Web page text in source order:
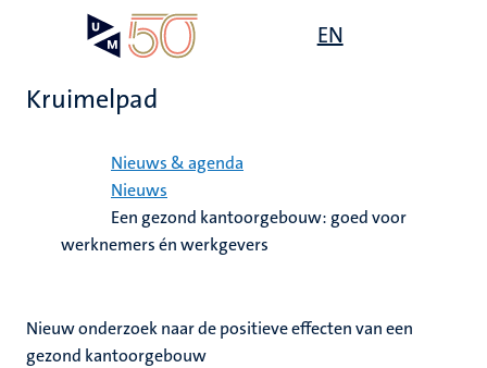
EN
Kruimelpad
Nieuws & agenda
Nieuws
Een gezond kantoorgebouw: goed voor
werknemers én werkgevers
Nieuw onderzoek naar de positieve effecten van een
gezond kantoorgebouw